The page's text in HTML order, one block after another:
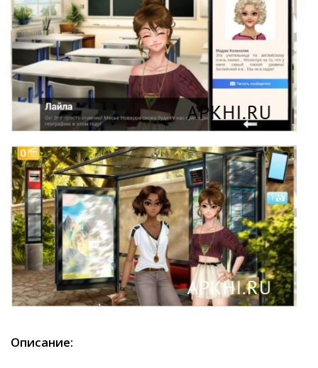
Описание: